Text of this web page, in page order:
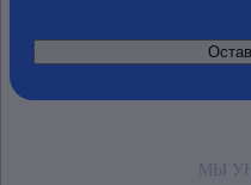
МЫ